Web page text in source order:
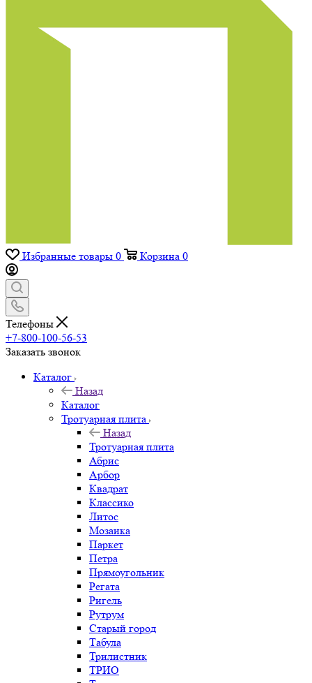
Избранные товары 0 Корзина 0
Телефоны
+7-800-100-56-53
Заказать звонок
Каталог
Назад
Каталог
Тротуарная плита
Назад
Тротуарная плита
Абрис
Арбор
Квадрат
Классико
Литос
Мозаика
Паркет
Петра
Прямоугольник
Регата
Ригель
Рутрум
Старый город
Табула
Трилистник
ТРИО